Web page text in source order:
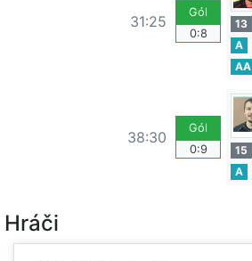
31:25
Gól
0:8
13
A
AA
38:30
Gól
0:9
15
A
Hráči